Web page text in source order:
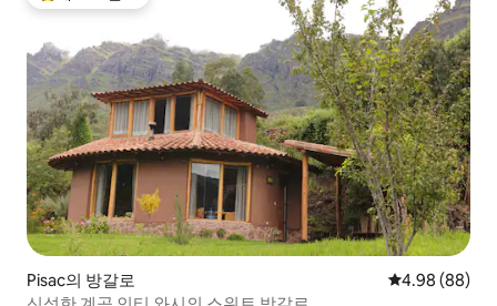
Pisac의 방갈로 평점 4.98점(5
4.98 (88)